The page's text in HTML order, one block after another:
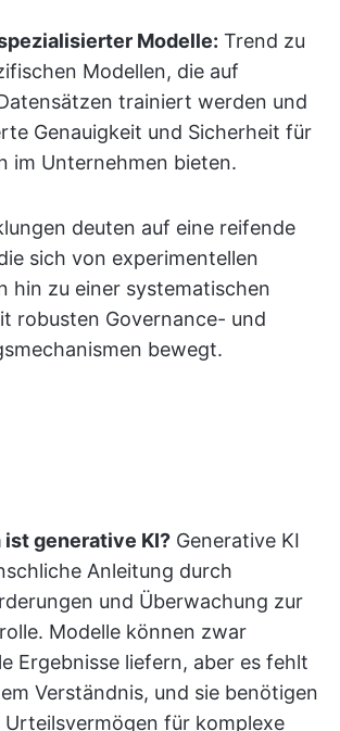
Modelle: Trend zu
Modellen, die auf
trainiert werden und
Genauigkeit und Sicherheit für
im Unternehmen bieten.
deuten auf eine reifende
sich von experimentellen
hin zu einer systematischen
robusten Governance- und
bewegt.
generative KI? Generative KI
Anleitung durch
und Überwachung zur
Modelle können zwar
Ergebnisse liefern, aber es fehlt
Verständnis, und sie benötigen
Urteilsvermögen für komplexe